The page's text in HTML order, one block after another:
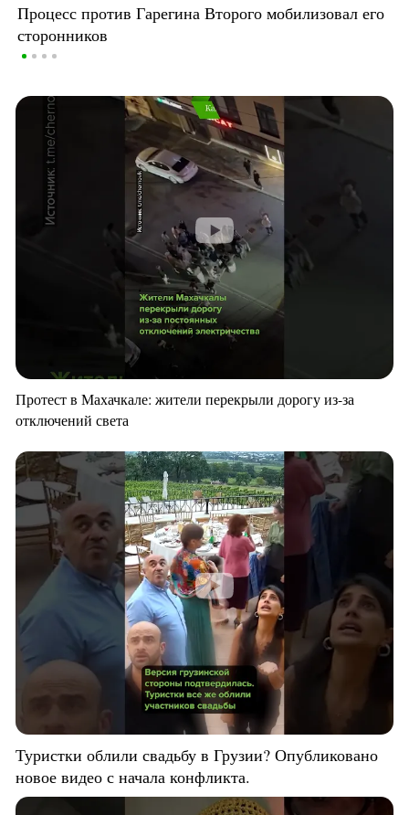
Процесс против Гарегина Второго мобилизовал его
сторонников
Протест в Махачкале: жители перекрыли дорогу из-за
отключений света
Туристки облили свадьбу в Грузии? Опубликовано
новое видео с начала конфликта.